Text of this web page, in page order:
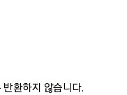
환하지 않습니다.